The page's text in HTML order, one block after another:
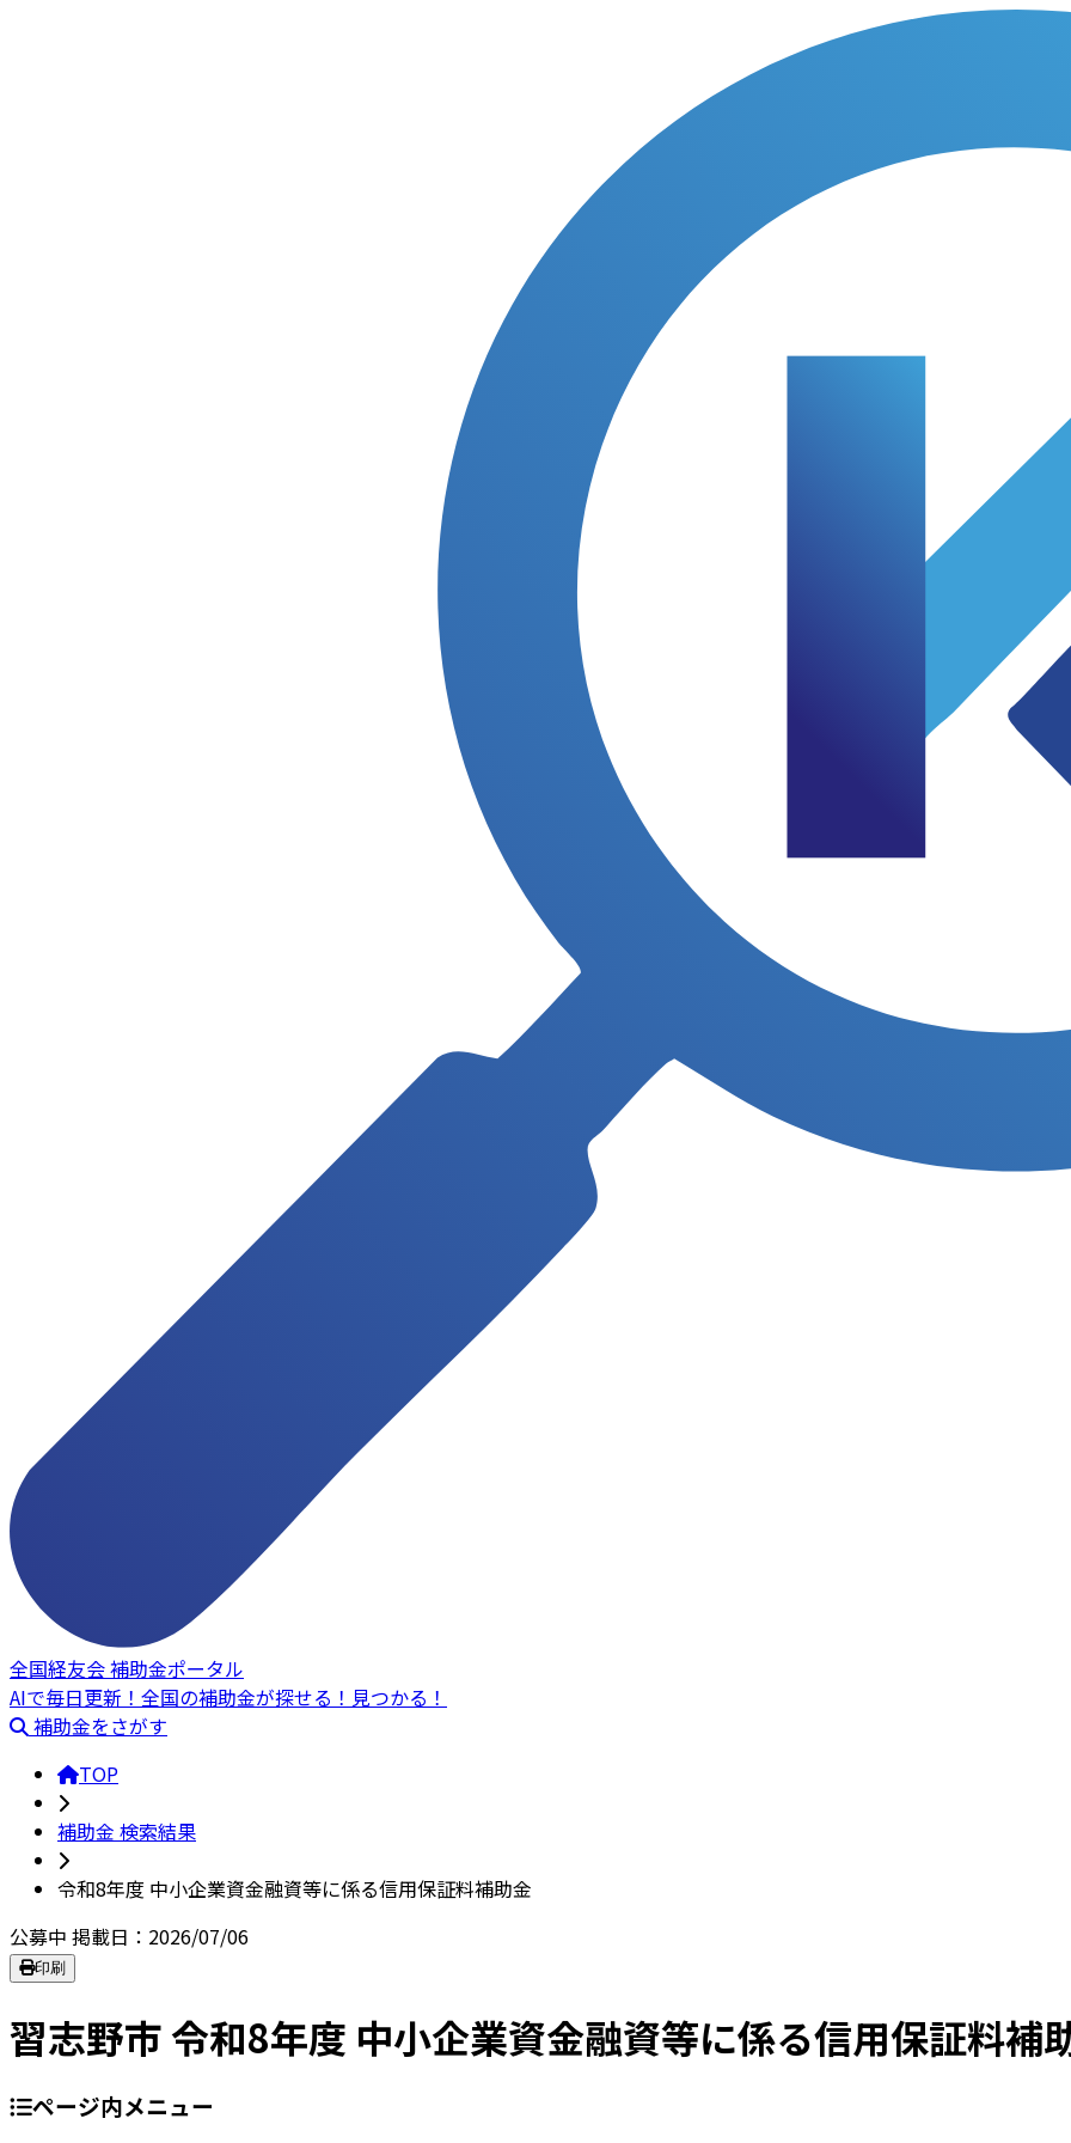
全国経友会 補助金ポータル
AIで毎日更新！全国の補助金が探せる！見つかる！
補助金をさがす
TOP
補助金 検索結果
令和8年度 中小企業資金融資等に係る信用保証料補助金
公募中 掲載日：2026/07/06
印刷
習志野市 令和8年度 中小企業資金融資等に係る信用保証料補
ページ内メニュー